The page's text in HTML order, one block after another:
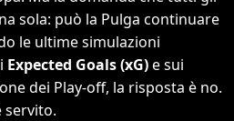
sola: può la Pulga continuare
le ultime simulazioni
Expected Goals (xG)e sui
dei Play-off, la risposta è no.
servito.